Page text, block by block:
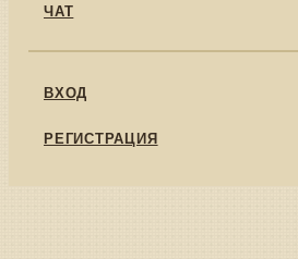
ЧАТ
ВХОД
РЕГИСТРАЦИЯ